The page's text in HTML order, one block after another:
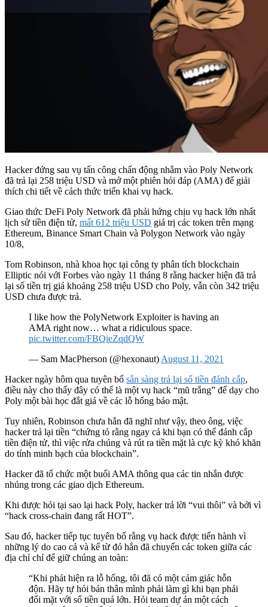
Hacker đứng sau vụ tấn công chấn động nhắm vào Poly Network
đã trả lại 258 triệu USD và mở một phiên hỏi đáp (AMA) để giải
thích chi tiết về cách thức triển khai vụ hack.
Giao thức DeFi Poly Network đã phải hứng chịu vụ hack lớn nhất
lịch sử tiền điện tử, mất 612 triệu USD giá trị các token trên mạng
Ethereum, Binance Smart Chain và Polygon Network vào ngày
10/8,
Tom Robinson, nhà khoa học tại công ty phân tích blockchain
Elliptic nói với Forbes vào ngày 11 tháng 8 rằng hacker hiện đã trả
lại số tiền trị giá khoảng 258 triệu USD cho Poly, vẫn còn 342 triệu
USD chưa được trả.
I like how the PolyNetwork Exploiter is having an
AMA right now… what a ridiculous space.
pic.twitter.com/FBQieZqdQW
— Sam MacPherson (@hexonaut) August 11, 2021
Hacker ngày hôm qua tuyên bố sẵn sàng trả lại số tiền đánh cắp,
điều này cho thấy đây có thể là một vụ hack “mũ trắng” để dạy cho
Poly một bài học đắt giá về các lỗ hổng bảo mật.
Tuy nhiên, Robinson chưa hẳn đã nghĩ như vậy, theo ông, việc
hacker trả lại tiền “chứng tỏ rằng ngay cả khi bạn có thể đánh cắp
tiền điện tử, thì việc rửa chúng và rút ra tiền mặt là cực kỳ khó khăn
do tính minh bạch của blockchain”.
Hacker đã tổ chức một buổi AMA thông qua các tin nhắn được
nhúng trong các giao dịch Ethereum.
Khi được hỏi tại sao lại hack Poly, hacker trả lời “vui thôi” và bởi vì
“hack cross-chain đang rất HOT”.
Sau đó, hacker tiếp tục tuyên bố rằng vụ hack được tiến hành vì
những lý do cao cả và kể từ đó hắn đã chuyển các token giữa các
địa chỉ chỉ để giữ chúng an toàn:
“Khi phát hiện ra lỗ hổng, tôi đã có một cảm giác hỗn
độn. Hãy tự hỏi bản thân mình phải làm gì khi bạn phải
đối mặt với số tiền quá lớn. Hỏi team dự án một cách